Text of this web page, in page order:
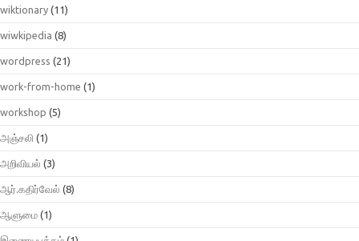
wiktionary (11)
wiwkipedia (8)
wordpress (21)
work-from-home (1)
workshop (5)
அஞ்சலி (1)
அறிவியல் (3)
ஆர்.கதிர்வேல் (8)
ஆளுமை (1)